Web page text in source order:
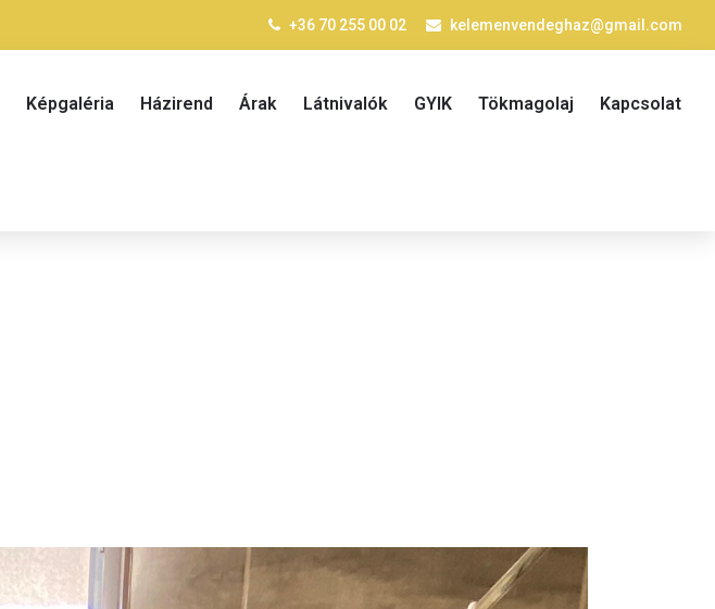
+36 70 255 00 02 kelemenvendeghaz@gmail.com
Képgaléria Házirend Árak Látnivalók GYIK Tökmagolaj Kapcsolat